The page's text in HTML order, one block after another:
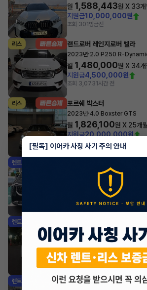
월 1,588,443원 X 33개
지원금10,000,000원
조회 301 방금전
리스 랜드로버 레인지로버 벨라
2023년·2.0 P250 R-
월 1,480,000원 X 34개
지원금4,500,000원
조회 3,0731시간 전
리스 포르쉐 박스터
2023년·4.0 Boxster GTS
월 1,826,100원 X 25개월
지원금20,000,000원
조회 1,4211시간 전
렌트
1.6 HEV 9인승 노블레스
659,800원 X
1,500,000원
조회 1041시간 전
렌트
2026년 1.6 HEV 9인승 노블레스
월 749,560원 X 32개월
지원금1,600,000원
조회 931시간 전
렌트 기아 카니발
[필독] 이어카 사칭 사기 주의 안내